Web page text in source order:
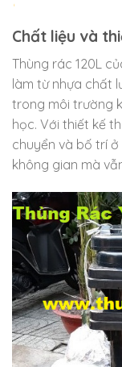
Chất liệu và
Thùng rác 120L
làm từ nhựa chất
trong môi trường
học. Với thiết kế
chuyển và bố trí ở
không gian mà